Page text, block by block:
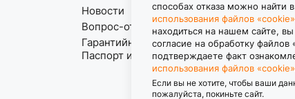
Новости
Вопрос-ответ
Гарантийные обязательства.
Паспорт изделия.
способах отказа можно найти в
использования файлов «cookie»
находиться на нашем сайте,
согласие на обработку файлов
подтверждаете факт
использования файлов «cookie»
Если вы не хотите, чтобы ваши
пожалуйста, покиньте сайт.